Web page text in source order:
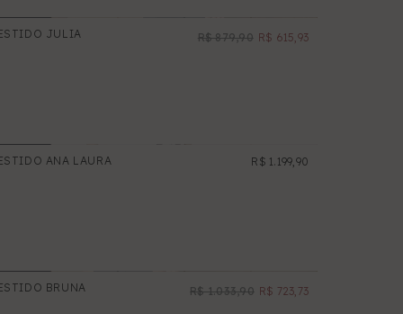
PROMOÇÃO
JULIA R$ 879,90 R$ 615,93
NOVO
ANA LAURA R$ 1.199,90
PROMOÇÃO
BRUNA R$ 1.033,90 R$ 723,73